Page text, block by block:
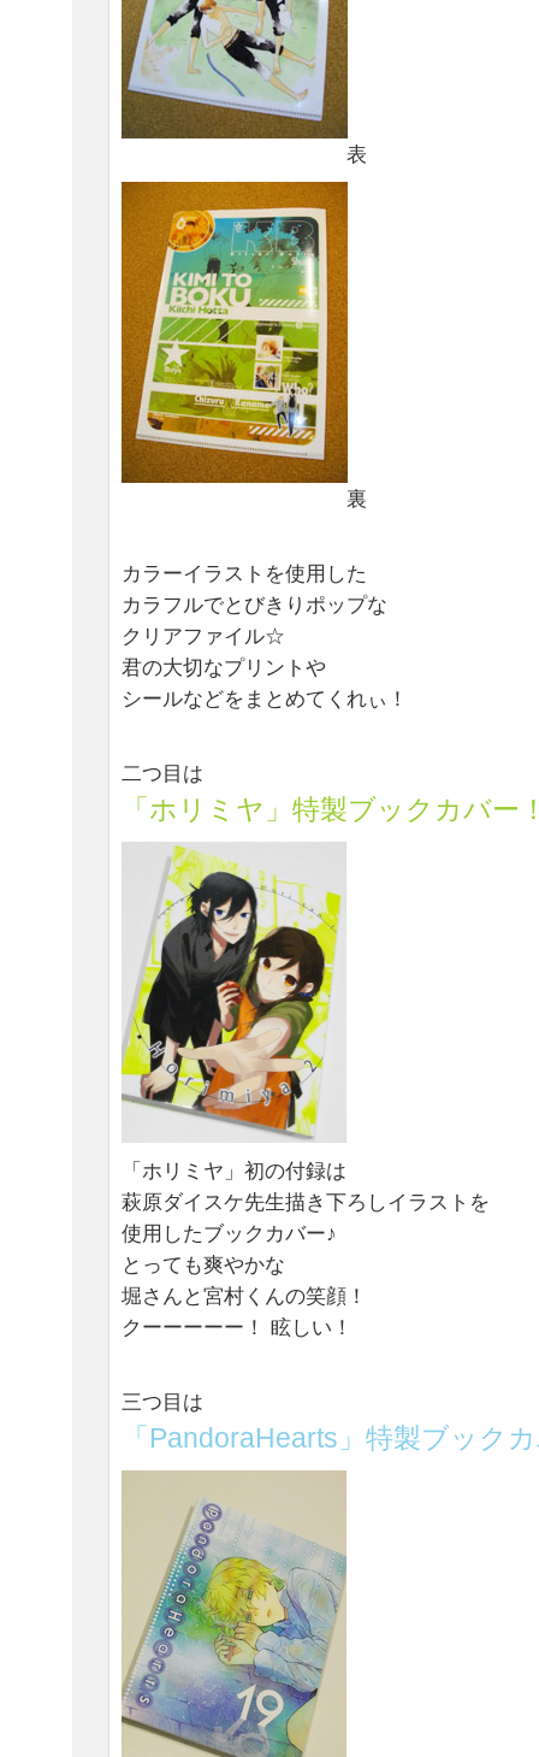
表
裏
カラーイラストを使用した
カラフルでとびきりポップな
クリアファイル☆
君の大切なプリントや
シールなどをまとめてくれぃ！
二つ目は
「ホリミヤ」特製ブックカバー
「ホリミヤ」初の付録は
萩原ダイスケ先生描き下ろしイラストを
使用したブックカバー♪
とっても爽やかな
堀さんと宮村くんの笑顔！
クーーーーー！ 眩しい！
三つ目は
「PandoraHearts」特製ブック